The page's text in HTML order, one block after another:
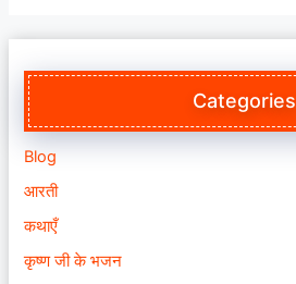
Categories
Blog
आरती
कथाएँ
कृष्ण जी के भजन